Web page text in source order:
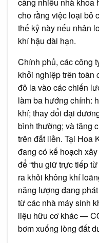
càng nhiều nhà khoa
cho rằng việc loại bỏ
thế kỷ này nếu nhân
khí hậu dài hạn.
Chính phủ, các công
khởi nghiệp trên toàn
đô la vào các chiến
làm ba hướng chính:
khí; thay đổi đại
bình thường; và tăng
trên đất liền. Tại Hoa
đang có kế hoạch
để “thu giữ trực tiếp
ra khỏi không khí
năng lượng đang
từ các nhà máy sinh
liệu hữu cơ khác —
bơm xuống lòng đất